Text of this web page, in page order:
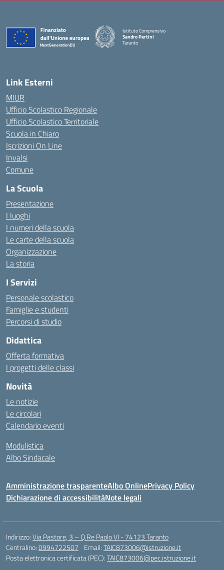
Istituto Comprensivo
Sandro Pertini
Taranto
Link Esterni
MIUR
Ufficio Scolastico Regionale
Ufficio Scolastico Territoriale
Scuola in Chiaro
Iscrizioni On Line
Invalsi
Comune
La Scuola
Presentazione
I luoghi
I numeri della scuola
Le carte della scuola
Organizzazione
La storia
I Servizi
Personale scolastico
Famiglie e studenti
Percorsi di studio
Didattica
Offerta formativa
I progetti delle classi
Novità
Le notizie
Le circolari
Calendario eventi
Modulistica
Albo Sindacale
Amministrazione trasparenteAlbo OnlinePrivacy Policy
Dichiarazione di accessibilitàNote legali
Indirizzo:Via Pastore, 3 – Q.Re Paolo VI - 74123 Taranto
Centralino:0994722507 Email:TAIC873006@istruzione.it
Posta elettronica certificata (PEC):TAIC873006@pec.istruzione.it